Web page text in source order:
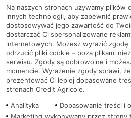
RODO
Regulamin serwisu
Mapa serwisu
PolitykaCookies
Na naszych stronach używamy plików
innych technologii, aby zapewnić
dostosowywać jego zawartość do
dostarczać Ci spersonalizowane
internetowych. Możesz wyrazić
odrzucić pliki cookie – poza plikami
serwisu. Zgody są dobrowolne i
momencie. Wyrażenie zgody sprawi,
prezentować Ci lepiej dopasowane
stronach Credit Agricole.
Analityka
Dopasowanie treści i